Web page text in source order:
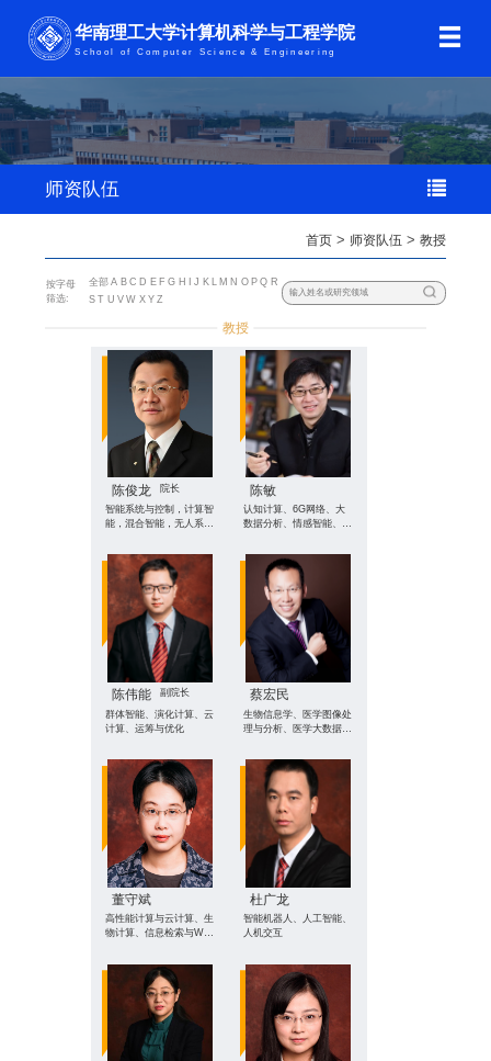
华南理工大学计算机科学与工程学院
School of Computer Science & Engineering
师资队伍
首页> 师资队伍 > 教授
按字母
筛选:
全部 A B C D E F G H J K L M N O P Q R
S T U V W X Y Z
教授
陈俊龙
院长
智能系统与控制，计算智
能，混合智能，无人系
陈敏
认知计算、6G网络、大
数据分析、情感智能、无
陈伟能
副院长
群体智能、演化计算、云
计算、运筹与优化
蔡宏民
生物信息学、医学图像处
理与分析、医学大数据挖
董守斌
高性能计算与云计算、生
物计算、信息检索与Web
杜广龙
智能机器人、人工智能、
人机交互